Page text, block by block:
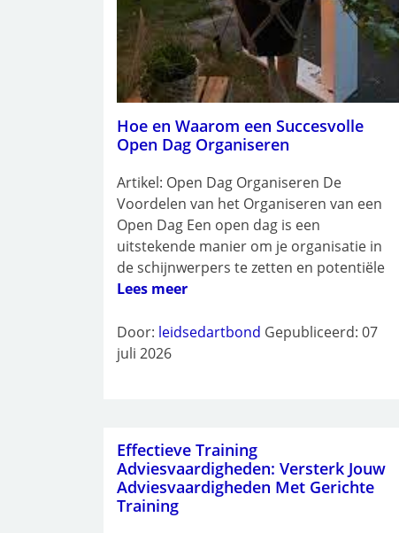
Hoe en Waarom een Succesvolle
Open Dag Organiseren
Artikel: Open Dag Organiseren De
Voordelen van het Organiseren van een
Open Dag Een open dag is een
uitstekende manier om je organisatie in
de schijnwerpers te zetten en potentiële
Lees meer
Door: leidsedartbond Gepubliceerd: 07
juli 2026
Effectieve Training
Adviesvaardigheden: Versterk Jouw
Adviesvaardigheden Met Gerichte
Training